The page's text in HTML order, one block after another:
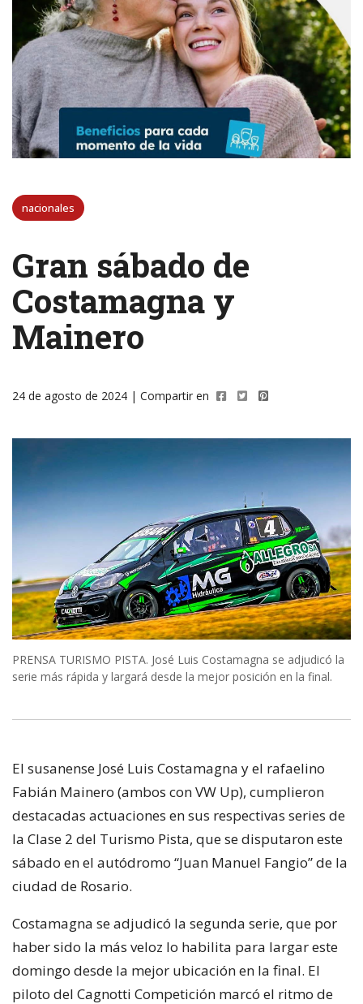
nacionales
Gran sábado de
Costamagna y
Mainero
24 de agosto de 2024 | Compartir en
PRENSA TURISMO PISTA. José Luis Costamagna se adjudicó la
serie más rápida y largará desde la mejor posición en la final.
El susanense José Luis Costamagna y el rafaelino
Fabián Mainero (ambos con VW Up), cumplieron
destacadas actuaciones en sus respectivas series de
la Clase 2 del Turismo Pista, que se disputaron este
sábado en el autódromo “Juan Manuel Fangio” de la
ciudad de Rosario.
Costamagna se adjudicó la segunda serie, que por
haber sido la más veloz lo habilita para largar este
domingo desde la mejor ubicación en la final. El
piloto del Cagnotti Competición marcó el ritmo de